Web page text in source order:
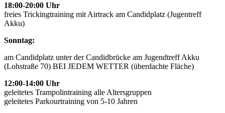
18:00-20:00 Uhr
freies Trickingtraining mit Airtrack am Candidplatz (Jugentreff
Akku)
Sonntag:
am Candidplatz unter der Candidbrücke am Jugendtreff Akku
(Lohstraße 70) BEI JEDEM WETTER (überdachte Fläche)
12:00-14:00 Uhr
geleitetes Trampolintraining alle Altersgruppen
geleitetes Parkourtraining von 5-10 Jahren